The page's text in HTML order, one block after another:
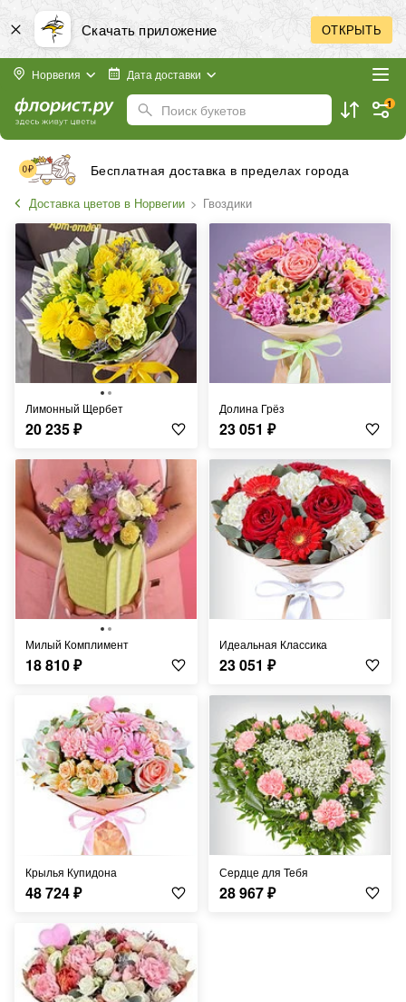
Скачать приложение ОТКРЫТЬ
Норвегия Дата доставки
Поиск букетов 1
Бесплатная доставка в пределах города
Доставка цветов в Норвегии Гвоздики
Лимонный Щербет
20 235₽
Долина Грёз
23 051 ₽
Милый Комплимент
18 810₽
Идеальная Классика
23 051 ₽
Крылья Купидона
48 724₽
Сердце для Тебя
28 967₽